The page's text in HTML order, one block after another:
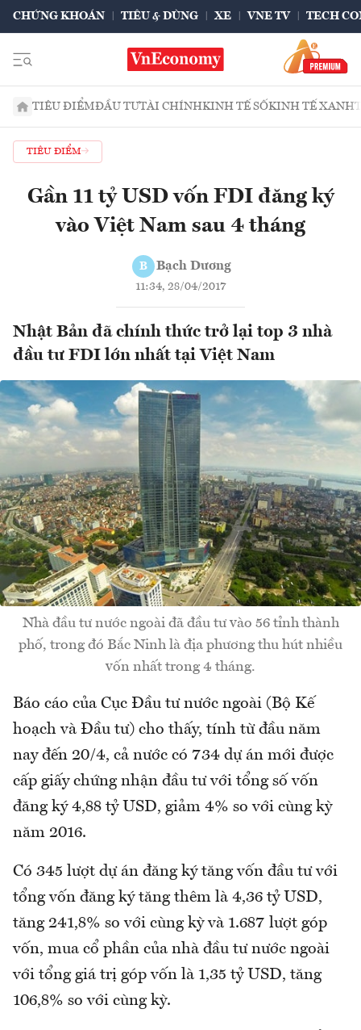
CHỨNG KHOÁN TIÊU & DÙNG XE VNE TV TECH
TIÊU ĐIỂMĐẦU TƯTÀI CHÍNHKINH TẾ SỐKINH TẾ XANH
TIÊU ĐIỂM
Gần 11 tỷ USD vốn FDI đăng ký
vào Việt Nam sau 4 tháng
B Bạch Dương
11:34, 28/04/2017
Nhật Bản đã chính thức trở lại top 3 nhà
đầu tư FDI lớn nhất tại Việt Nam
Nhà đầu tư nước ngoài đã đầu tư vào 56 tỉnh thành
phố, trong đó Bắc Ninh là địa phương thu hút nhiều
vốn nhất trong 4 tháng.
Báo cáo của Cục Đầu tư nước ngoài (Bộ Kế
hoạch và Đầu tư) cho thấy, tính từ đầu năm
nay đến 20/4, cả nước có 734 dự án mới được
cấp giấy chứng nhận đầu tư với tổng số vốn
đăng ký 4,88 tỷ USD, giảm 4% so với cùng kỳ
năm 2016.
Có 345 lượt dự án đăng ký tăng vốn đầu tư với
tổng vốn đăng ký tăng thêm là 4,36 tỷ USD,
tăng 241,8% so với cùng kỳ và 1.687 lượt góp
vốn, mua cổ phần của nhà đầu tư nước ngoài
với tổng giá trị góp vốn là 1,35 tỷ USD, tăng
106,8% so với cùng kỳ.